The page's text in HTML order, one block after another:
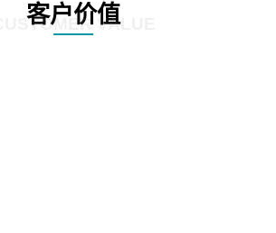
客户价值
CUSTOMER VALUE